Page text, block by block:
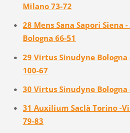
Milano 73-72
28 Mens Sana Sapori Siena
Bologna 66-51
29 Virtus Sinudyne
100-67
30 Virtus Sinudyne Bologna
31 Auxilium Saclà Torino -
79-83